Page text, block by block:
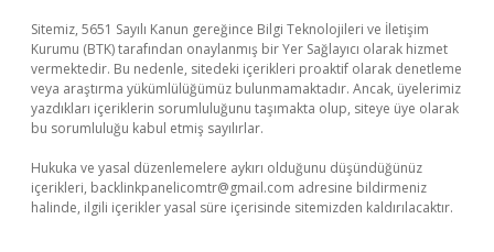
Sitemiz, 5651 Sayılı Kanun gereğince Bilgi Teknolojileri ve İletişim
Kurumu (BTK) tarafından onaylanmış bir Yer Sağlayıcı olarak hizmet
vermektedir. Bu nedenle, sitedeki içerikleri proaktif olarak denetleme
veya araştırma yükümlülüğümüz bulunmamaktadır. Ancak, üyelerimiz
yazdıkları içeriklerin sorumluluğunu taşımakta olup, siteye üye olarak
bu sorumluluğu kabul etmiş sayılırlar.
Hukuka ve yasal düzenlemelere aykırı olduğunu düşündüğünüz
içerikleri, backlinkpanelicomtr@gmail.com adresine bildirmeniz
halinde, ilgili içerikler yasal süre içerisinde sitemizden kaldırılacaktır.